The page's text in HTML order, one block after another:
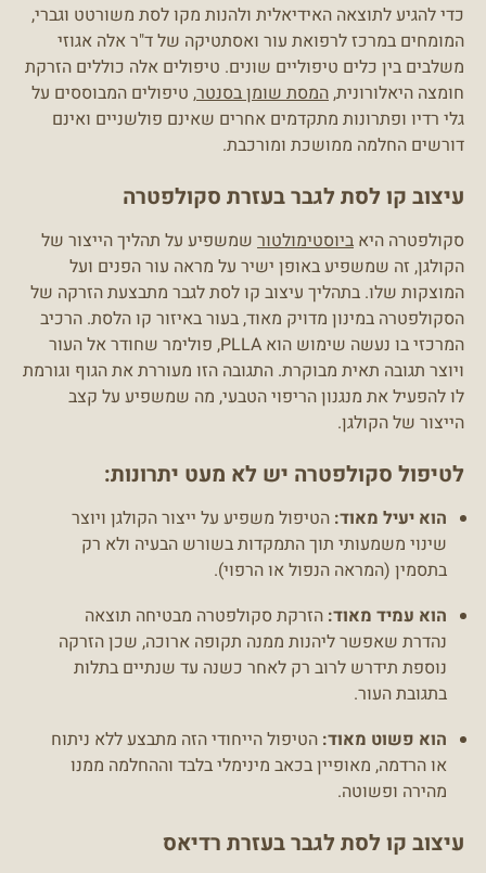
כדי להגיע לתוצאה האידיאלית ולהנות מקו לסת משורטט וגברי,
המומחים במרכז לרפואת עור ואסתטיקה של ד"ר אלה אגוזי
משלבים בין כלים טיפוליים שונים. טיפולים אלה כוללים הזרקת
חומצה היאלורונית,המסת שומן בסנטר, טיפולים המבוססים על
גלי רדיו ופתרונות מתקדמים אחרים שאינם פולשניים ואינם
דורשים החלמה ממושכת ומורכבת.
עיצוב קו לסת לגבר בעזרת סקולפטרה
סקולפטרה היא ביוסטימולטור שמשפיע על תהליך הייצור של
הקולגן, זה שמשפיע באופן ישיר על מראה עור הפנים ועל
המוצקות שלו. בתהליך עיצוב קו לסת לגבר מתבצעת הזרקה של
הסקולפטרה במינון מדויק מאוד, בעור באיזור קו הלסת. הרכיב
המרכזי בו נעשה שימוש הוא PLLA, פולימר שחודר אל העור
ויוצר תגובה תאית מבוקרת. התגובה הזו מעוררת את הגוף וגורמת
לו להפעיל את מנגנון הריפוי הטבעי, מה שמשפיע על קצב
הייצור של הקולגן.
לטיפול סקולפטרה יש לא מעט יתרונות:
הוא יעיל מאוד: הטיפול משפיע על ייצור הקולגן ויוצר
שינוי משמעותי תוך התמקדות בשורש הבעיה ולא רק
בתסמין (המראה הנפול או הרפוי).
הוא עמיד מאוד: הזרקת סקולפטרה מבטיחה תוצאה
נהדרת שאפשר ליהנות ממנה תקופה ארוכה, שכן הזרקה
נוספת תידרש לרוב רק לאחר כשנה עד שנתיים בתלות
בתגובת העור.
הוא פשוט מאוד: הטיפול הייחודי הזה מתבצע ללא ניתוח
או הרדמה, מאופיין בכאב מינימלי בלבד וההחלמה ממנו
מהירה ופשוטה.
עיצוב קו לסת לגבר בעזרת רדיאס